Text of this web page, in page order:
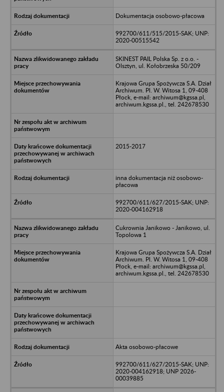
Dokumentacja osobowo-płacowa
992700/611/515/2015-SAK; UNP:
2020-00515542
SKINEST PAIL Polska Sp. z o.o. -
Olsztyn, ul. Kołobrzeska 50/209
Krajowa Grupa Spożywcza S.A. Dział
Archiwum. Pl. W. Witosa 1, 09-408
Płock, e-mail: archiwum@kgssa.pl,
archiwum.kgssa.pl., tel. 242678530
2015-2017
inna dokumentacja niż osobowo-
płacowa
992700/611/627/2015-SAK; UNP:
2020-004162918
Cukrownia Janikowo - Janikowo, ul.
Topolowa 1
Krajowa Grupa Spożywcza S.A. Dział
Archiwum. Pl. W. Witosa 1, 09-408
Płock, e-mail: archiwum@kgssa.pl,
archiwum.kgssa.pl., tel. 242678530
Akta osobowo-płacowe
992700/611/627/2015-SAK; UNP:
2020-004162918; UNP 2026-
00039885